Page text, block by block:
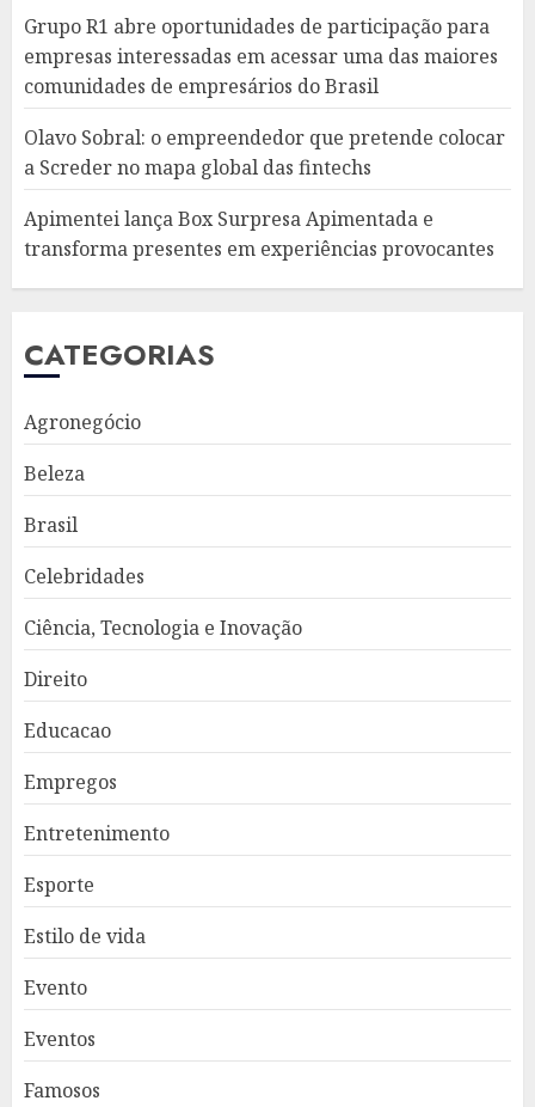
Grupo R1 abre oportunidades de participação para
empresas interessadas em acessar uma das maiores
comunidades de empresários do Brasil
Olavo Sobral: o empreendedor que pretende colocar
a Screder no mapa global das fintechs
Apimentei lança Box Surpresa Apimentada e
transforma presentes em experiências provocantes
CATEGORIAS
Agronegócio
Beleza
Brasil
Celebridades
Ciência, Tecnologia e Inovação
Direito
Educacao
Empregos
Entretenimento
Esporte
Estilo de vida
Evento
Eventos
Famosos